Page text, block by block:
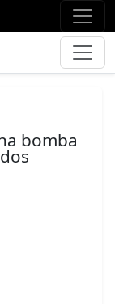
Ir
bomba